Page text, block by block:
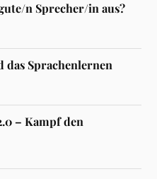
n Sprecher/in aus?
das Sprachenlernen
– Kampf den